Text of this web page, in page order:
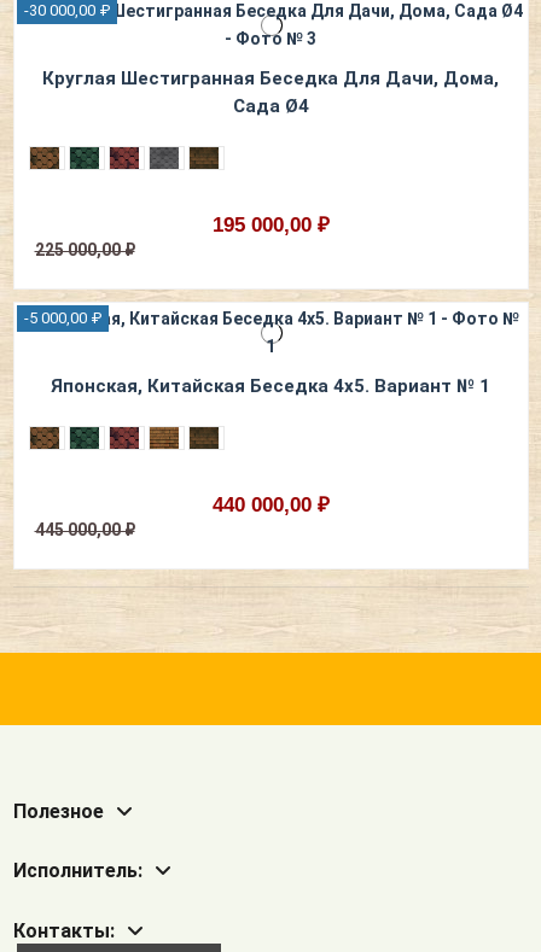
-30 000,00 ₽
Круглая Шестигранная Беседка Для Дачи, Дома,
Сада Ø4
195 000,00 ₽
225 000,00 ₽
-5 000,00 ₽
Японская, Китайская Беседка 4х5. Вариант № 1
440 000,00 ₽
445 000,00 ₽
Полезное
Исполнитель:
Контакты: